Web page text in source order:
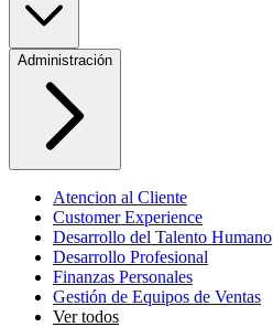
Administración
Atencion al Cliente
Customer Experience
Desarrollo del Talento Humano
Desarrollo Profesional
Finanzas Personales
Gestión de Equipos de Ventas
Ver todos